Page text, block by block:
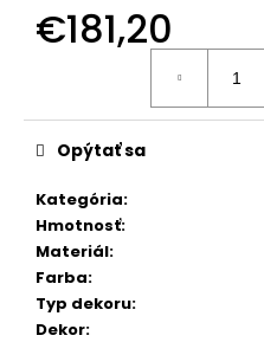
€181,20
Kategória:
Hmotnosť:
Materiál:
Farba:
Typ dekoru:
Dekor:
Opýtať sa
d
p
o
ú
č
a
m
e